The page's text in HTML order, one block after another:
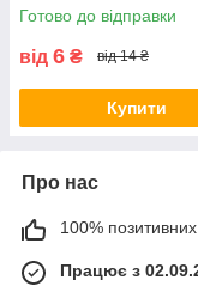
Готово до відправки
від 6 ₴ від 14 ₴
Купити
Про нас
100% позитивних
Працює з